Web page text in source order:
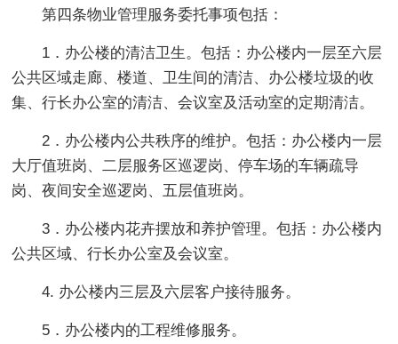
第四条物业管理服务委托事项包括：
1．办公楼的清洁卫生。包括：办公楼内一层至六层
公共区域走廊、楼道、卫生间的清洁、办公楼垃圾的收
集、行长办公室的清洁、会议室及活动室的定期清洁。
2．办公楼内公共秩序的维护。包括：办公楼内一层
大厅值班岗、二层服务区巡逻岗、停车场的车辆疏导
岗、夜间安全巡逻岗、五层值班岗。
3．办公楼内花卉摆放和养护管理。包括：办公楼内
公共区域、行长办公室及会议室。
4. 办公楼内三层及六层客户接待服务。
5．办公楼内的工程维修服务。